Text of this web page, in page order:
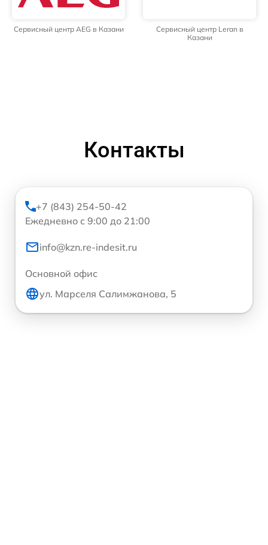
Сервисный центр AEG в Казани
Сервисный центр Leran в
Казани
Контакты
+7 (843) 254-50-42
Ежедневно с 9:00 до 21:00
info@kzn.re-indesit.ru
Основной офис
ул. Марселя Салимжанова, 5